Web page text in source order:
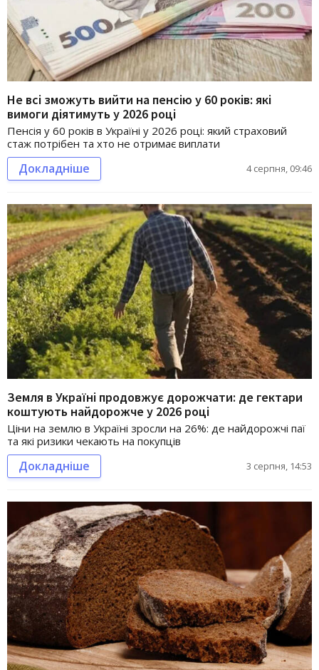
Не всі зможуть вийти на пенсію у 60 років: які
вимоги діятимуть у 2026 році
Пенсія у 60 років в Україні у 2026 році: який страховий
стаж потрібен та хто не отримає виплати
Докладніше 4 серпня, 09:46
Земля в Україні продовжує дорожчати: де гектари
коштують найдорожче у 2026 році
Ціни на землю в Україні зросли на 26%: де найдорожчі паї
та які ризики чекають на покупців
Докладніше 3 серпня, 14:53